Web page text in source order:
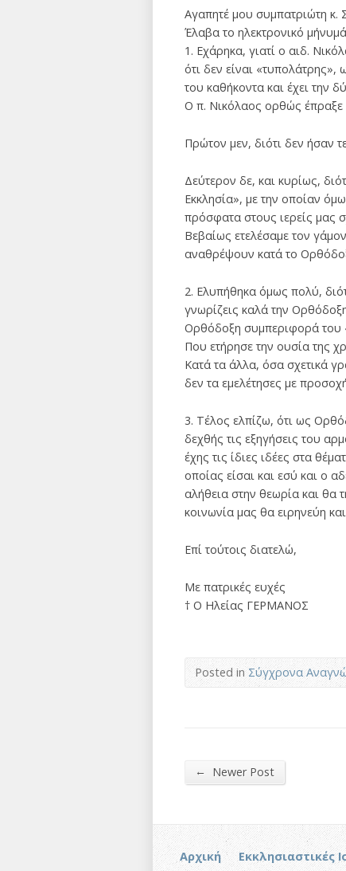
Αγαπητέ μου συμπατριώτη κ.
Έλαβα το ηλεκτρονικό
1. Εχάρηκα, γιατί ο αιδ.
ότι δεν είναι «τυπολάτρης»,
του καθήκοντα και έχει την
Ο π. Νικόλαος ορθώς έπραξε
Πρώτον μεν, διότι δεν ήσαν
Δεύτερον δε, και κυρίως,
Εκκλησία», με την οποίαν
πρόσφατα στους ιερείς μας
Βεβαίως ετελέσαμε τον
αναθρέψουν κατά το
2. Ελυπήθηκα όμως πολύ,
γνωρίζεις καλά την
Ορθόδοξη συμπεριφορά του
Που ετήρησε την ουσία της
Κατά τα άλλα, όσα σχετικά
δεν τα εμελέτησες με
3. Τέλος ελπίζω, ότι ως
δεχθής τις εξηγήσεις του
έχης τις ίδιες ιδέες στα
οποίας είσαι και εσύ και ο
αλήθεια στην θεωρία και θα
κοινωνία μας θα ειρηνεύη
Επί τούτοις διατελώ,
Με πατρικές ευχές
† Ο Ηλείας ΓΕΡΜΑΝΟΣ
Posted inΣύγχρονα
← Newer Post
Αρχική Εκκλησιαστικές